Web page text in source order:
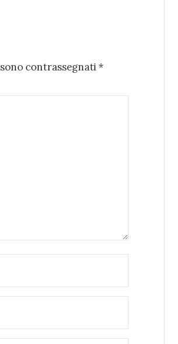
contrassegnati*